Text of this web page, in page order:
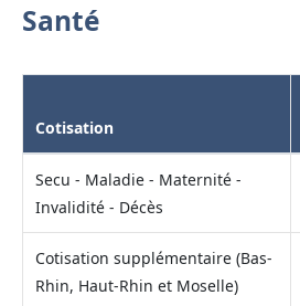
Santé
Cotisation
Secu - Maladie - Maternité -
Invalidité - Décès
Cotisation supplémentaire (Bas-
Rhin, Haut-Rhin et Moselle)